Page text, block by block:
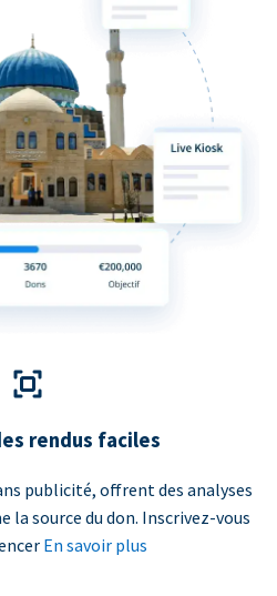
rendus faciles
publicité, offrent des analyses
source du don. Inscrivez-vous
En savoir plus